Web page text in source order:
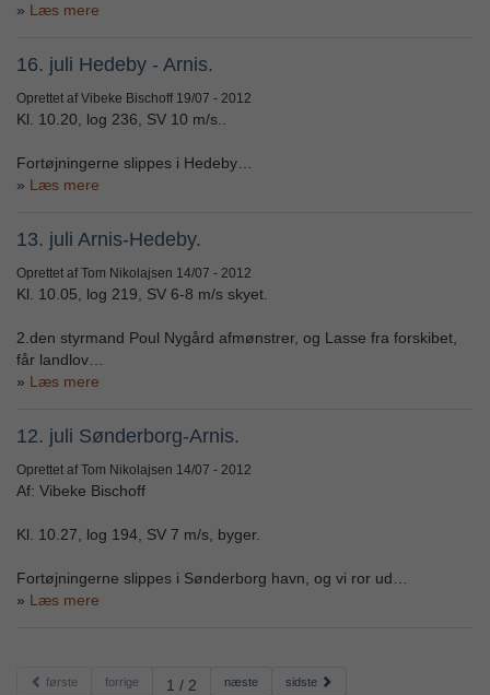
Læs mere
16. juli Hedeby - Arnis.
Oprettet af Vibeke Bischoff 19/07 - 2012
Kl. 10.20, log 236, SV 10 m/s..
Fortøjningerne slippes i Hedeby…
Læs mere
13. juli Arnis-Hedeby.
Oprettet af Tom Nikolajsen 14/07 - 2012
Kl. 10.05, log 219, SV 6-8 m/s skyet.
2.den styrmand Poul Nygård afmønstrer, og Lasse fra forskibet,
får landlov…
Læs mere
12. juli Sønderborg-Arnis.
Oprettet af Tom Nikolajsen 14/07 - 2012
Af: Vibeke Bischoff
Kl. 10.27, log 194, SV 7 m/s, byger.
Fortøjningerne slippes i Sønderborg havn, og vi ror ud…
Læs mere
første forrige 1 / 2 næste sidste